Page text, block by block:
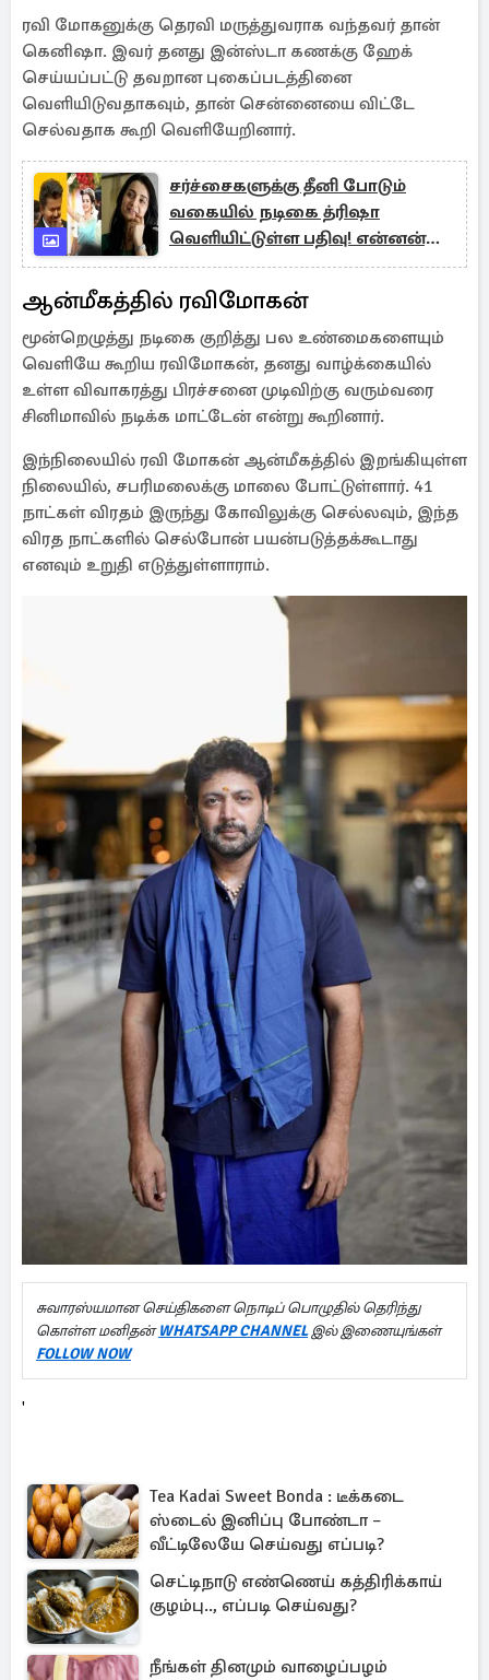
ரவி மோகனுக்கு தெரவி மருத்துவராக வந்தவர் தான்
கெனிஷா. இவர் தனது இன்ஸ்டா கணக்கு ஹேக்
செய்யப்பட்டு தவறான புகைப்படத்தினை
வெளியிடுவதாகவும், தான் சென்னையை விட்டே
செல்வதாக கூறி வெளியேறினார்.
சர்ச்சைகளுக்கு தீனி போடும்
வகையில் நடிகை த்ரிஷா
வெளியிட்டுள்ள பதிவு! என்னன்னு
பாருங்க
ஆன்மீகத்தில் ரவிமோகன்
மூன்றெழுத்து நடிகை குறித்து பல உண்மைகளையும்
வெளியே கூறிய ரவிமோகன், தனது வாழ்க்கையில்
உள்ள விவாகரத்து பிரச்சனை முடிவிற்கு வரும்வரை
சினிமாவில் நடிக்க மாட்டேன் என்று கூறினார்.
இந்நிலையில் ரவி மோகன் ஆன்மீகத்தில் இறங்கியுள்ள
நிலையில், சபரிமலைக்கு மாலை போட்டுள்ளார். 41
நாட்கள் விரதம் இருந்து கோவிலுக்கு செல்லவும், இந்த
விரத நாட்களில் செல்போன் பயன்படுத்தக்கூடாது
எனவும் உறுதி எடுத்துள்ளாராம்.
சுவாரஸ்யமான செய்திகளை நொடிப் பொழுதில் தெரிந்து
கொள்ள மனிதன்WHATSAPP CHANNELஇல் இணையுங்கள்
FOLLOW NOW
'
Tea Kadai Sweet Bonda : டீக்கடை
ஸ்டைல் இனிப்பு போண்டா –
வீட்டிலேயே செய்வது எப்படி?
செட்டிநாடு எண்ணெய் கத்திரிக்காய்
குழம்பு.., எப்படி செய்வது?
நீங்கள் தினமும் வாழைப்பழம்